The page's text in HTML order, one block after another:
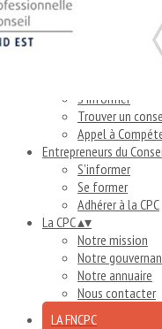
Bénéficier d’un
Piloter le
Améliorer la
Investir dans le
Entreprises &
S'informer
Trouver un
Appel à
Entrepreneurs du
S'informer
Se former
Adhérer à la CPC
La CPC▴▾
Notre mission
Notre
Notre annuaire
Nous contacter
LA FNCPC